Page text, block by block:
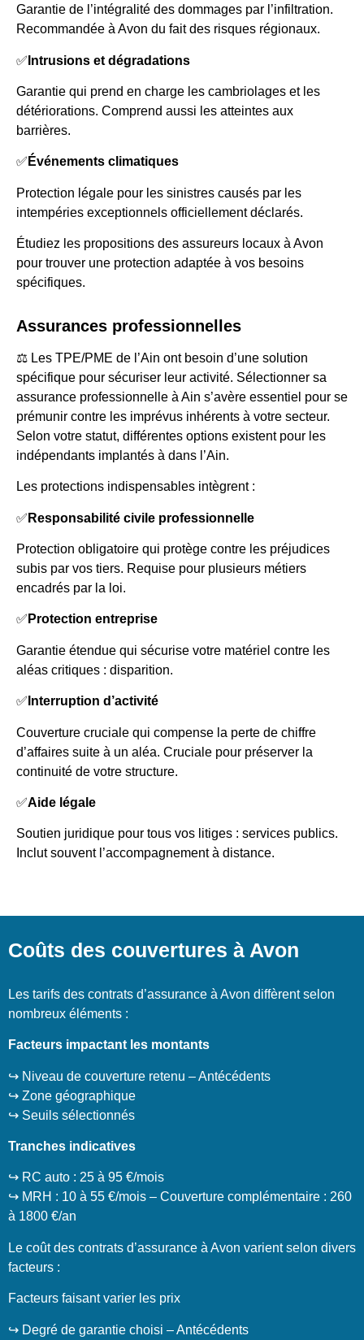
Garantie de l’intégralité des dommages par l’infiltration.
Recommandée à Avon du fait des risques régionaux.
✅ Intrusions et dégradations
Garantie qui prend en charge les cambriolages et les
détériorations. Comprend aussi les atteintes aux
barrières.
✅ Événements climatiques
Protection légale pour les sinistres causés par les
intempéries exceptionnels officiellement déclarés.
Étudiez les propositions des assureurs locaux à Avon
pour trouver une protection adaptée à vos besoins
spécifiques.
Assurances professionnelles
⚖️ Les TPE/PME de l’Ain ont besoin d’une solution
spécifique pour sécuriser leur activité. Sélectionner sa
assurance professionnelle à Ain s’avère essentiel pour se
prémunir contre les imprévus inhérents à votre secteur.
Selon votre statut, différentes options existent pour les
indépendants implantés à dans l’Ain.
Les protections indispensables intègrent :
✅ Responsabilité civile professionnelle
Protection obligatoire qui protège contre les préjudices
subis par vos tiers. Requise pour plusieurs métiers
encadrés par la loi.
✅ Protection entreprise
Garantie étendue qui sécurise votre matériel contre les
aléas critiques : disparition.
✅ Interruption d’activité
Couverture cruciale qui compense la perte de chiffre
d’affaires suite à un aléa. Cruciale pour préserver la
continuité de votre structure.
✅Aide légale
Soutien juridique pour tous vos litiges : services publics.
Inclut souvent l’accompagnement à distance.
Coûts des couvertures à Avon
Les tarifs des contrats d’assurance à Avon diffèrent selon
nombreux éléments :
Facteurs impactant les montants
↪️ Niveau de couverture retenu – Antécédents
↪️ Zone géographique
↪️ Seuils sélectionnés
Tranches indicatives
↪️ RC auto : 25 à 95 €/mois
↪️ MRH : 10 à 55 €/mois – Couverture complémentaire : 260
à 1800 €/an
Le coût des contrats d’assurance à Avon varient selon divers
facteurs :
Facteurs faisant varier les prix
↪️ Degré de garantie choisi – Antécédents